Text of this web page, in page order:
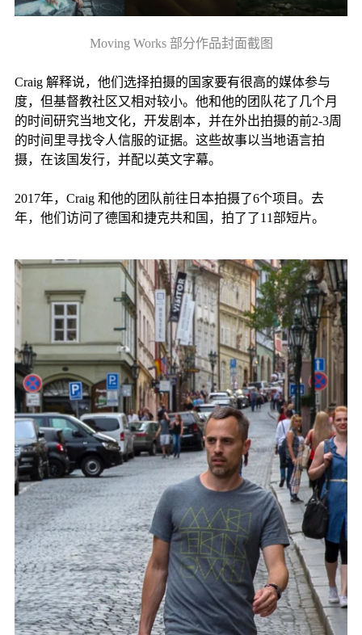
Moving Works 部分作品封面截图
Craig 解释说，他们选择拍摄的国家要有很高的媒体参与
度，但基督教社区又相对较小。他和他的团队花了几个月
的时间研究当地文化，开发剧本，并在外出拍摄的前2-3周
的时间里寻找令人信服的证据。这些故事以当地语言拍
摄，在该国发行，并配以英文字幕。
2017年，Craig 和他的团队前往日本拍摄了6个项目。去
年，他们访问了德国和捷克共和国，拍了了11部短片。